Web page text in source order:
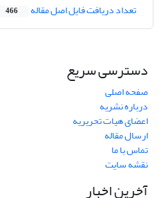
تعداد دریافت فایل اصل مقاله 466
دسترسی سریع
صفحه اصلی
درباره نشریه
اعضای هیات تحریریه
ارسال مقاله
تماس با ما
نقشه سایت
آخرین اخبار